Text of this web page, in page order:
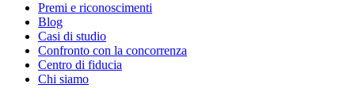
Premi e riconoscimenti
Blog
Casi di studio
Confronto con la concorrenza
Centro di fiducia
Chi siamo